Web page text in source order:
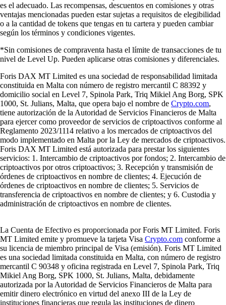
es el adecuado. Las recompensas, descuentos en comisiones y otras
ventajas mencionadas pueden estar sujetas a requisitos de elegibilidad
o a la cantidad de tokens que tengas en tu cartera y pueden cambiar
según los términos y condiciones vigentes.
*Sin comisiones de compraventa hasta el límite de transacciones de tu
nivel de Level Up. Pueden aplicarse otras comisiones y diferenciales.
Foris DAX MT Limited es una sociedad de responsabilidad limitada
constituida en Malta con número de registro mercantil C 88392 y
domicilio social en Level 7, Spinola Park, Triq Mikiel Ang Borg, SPK
1000, St. Julians, Malta, que opera bajo el nombre de Crypto.com,
tiene autorización de la Autoridad de Servicios Financieros de Malta
para ejercer como proveedor de servicios de criptoactivos conforme al
Reglamento 2023/1114 relativo a los mercados de criptoactivos del
modo implementado en Malta por la Ley de mercados de criptoactivos.
Foris DAX MT Limited está autorizada para prestar los siguientes
servicios: 1. Intercambio de criptoactivos por fondos; 2. Intercambio de
criptoactivos por otros criptoactivos; 3. Recepción y transmisión de
órdenes de criptoactivos en nombre de clientes; 4. Ejecución de
órdenes de criptoactivos en nombre de clientes; 5. Servicios de
transferencia de criptoactivos en nombre de clientes; y 6. Custodia y
administración de criptoactivos en nombre de clientes.
La Cuenta de Efectivo es proporcionada por Foris MT Limited. Foris
MT Limited emite y promueve la tarjeta Visa Crypto.com conforme a
su licencia de miembro principal de Visa (emisión). Foris MT Limited
es una sociedad limitada constituida en Malta, con número de registro
mercantil C 90348 y oficina registrada en Level 7, Spinola Park, Triq
Mikiel Ang Borg, SPK 1000, St. Julians, Malta, debidamente
autorizada por la Autoridad de Servicios Financieros de Malta para
emitir dinero electrónico en virtud del anexo III de la Ley de
instituciones financieras que regula las instituciones de dinero